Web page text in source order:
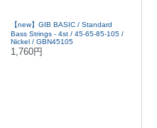
【new】GIB BASIC / Standard
Bass Strings - 4st / 45-65-85-105 /
Nickel / GBN45105
1,760円